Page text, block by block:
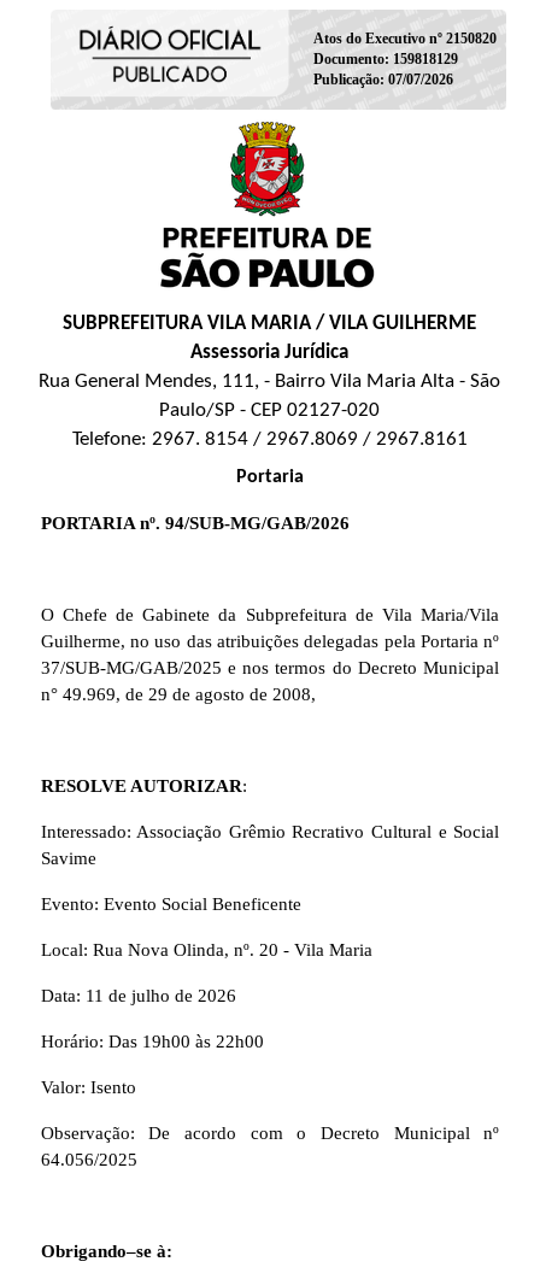
Atos do Executivo nº 2150820
Documento: 159818129
Publicação: 07/07/2026
SUBPREFEITURA VILA MARIA / VILA GUILHERME
Assessoria Jurídica
Rua General Mendes, 111, - Bairro Vila Maria Alta - São
Paulo/SP - CEP 02127-020
Telefone: 2967. 8154 / 2967.8069 / 2967.8161
Portaria
PORTARIA nº. 94/SUB-MG/GAB/2026
O Chefe de Gabinete da Subprefeitura de Vila Maria/Vila
Guilherme, no uso das atribuições delegadas pela Portaria nº
37/SUB-MG/GAB/2025 e nos termos do Decreto Municipal
n° 49.969, de 29 de agosto de 2008,
RESOLVE AUTORIZAR:
Interessado: Associação Grêmio Recrativo Cultural e Social
Savime
Evento: Evento Social Beneficente
Local: Rua Nova Olinda, nº. 20 - Vila Maria
Data: 11 de julho de 2026
Horário: Das 19h00 às 22h00
Valor: Isento
Observação: De acordo com o Decreto Municipal nº
64.056/2025
Obrigando–se à: